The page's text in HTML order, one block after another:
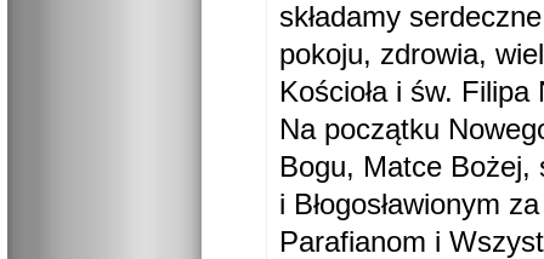
składamy
pokoju, zdrowia,
Kościoła i św. Filipa
Na początku
Bogu, Matce Bożej,
i Błogosławionym
Parafianom i